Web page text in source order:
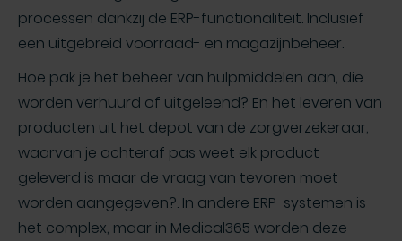
processen dankzij de ERP-functionaliteit. Inclusief
een uitgebreid voorraad- en magazijnbeheer.
Hoe pak je het beheer van hulpmiddelen aan, die
worden verhuurd of uitgeleend? En het leveren van
producten uit het depot van de zorgverzekeraar,
waarvan je achteraf pas weet elk product
geleverd is maar de vraag van tevoren moet
worden aangegeven?. In andere ERP-systemen is
het complex, maar in Medical365 worden deze